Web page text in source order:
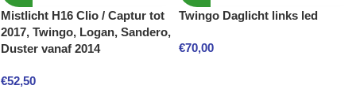
Mistlicht H16 Clio / Captur tot
2017, Twingo, Logan, Sandero,
Duster vanaf 2014
€52,50
Twingo Daglicht links led
€70,00